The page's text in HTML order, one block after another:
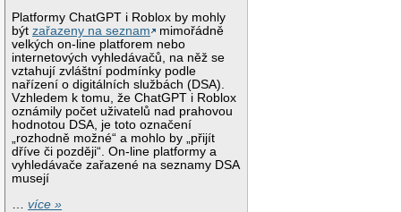
Platformy ChatGPT i Roblox by mohly
býtzařazeny na seznam
mimořádně
velkých on-line platforem nebo
internetových vyhledávačů, na něž se
vztahují zvláštní podmínky podle
nařízení o digitálních službách (DSA).
Vzhledem k tomu, že ChatGPT i Roblox
oznámily počet uživatelů nad prahovou
hodnotou DSA, je toto označení
„rozhodně možné“ a mohlo by „přijít
dříve či později“. On-line platformy a
vyhledávače zařazené na seznamy DSA
musejí
…více »